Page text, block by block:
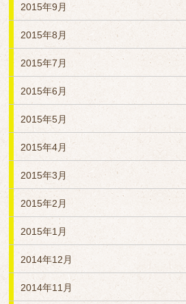
2015年9月
2015年8月
2015年7月
2015年6月
2015年5月
2015年4月
2015年3月
2015年2月
2015年1月
2014年12月
2014年11月